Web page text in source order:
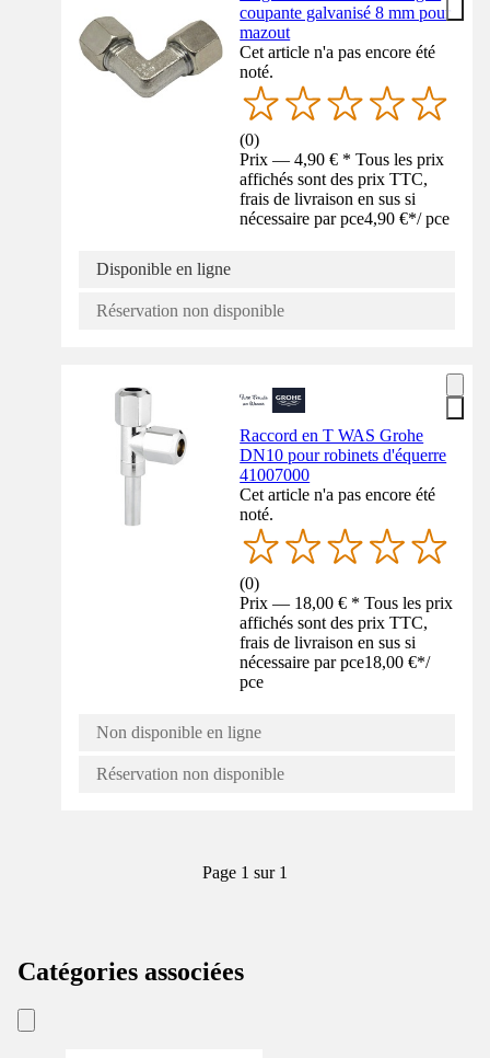
coupante galvanisé 8 mm pour
mazout
Cet article n'a pas encore été
noté.
(0)
Prix — 4,90 € * Tous les prix
affichés sont des prix TTC,
frais de livraison en sus si
nécessaire par pce4,90 €*/ pce
Disponible en ligne
Réservation non disponible
Raccord en T WAS Grohe
DN10 pour robinets d'équerre
41007000
Cet article n'a pas encore été
noté.
(0)
Prix — 18,00 € * Tous les prix
affichés sont des prix TTC,
frais de livraison en sus si
nécessaire par pce18,00 €*/
pce
Non disponible en ligne
Réservation non disponible
Page 1 sur 1
Catégories associées